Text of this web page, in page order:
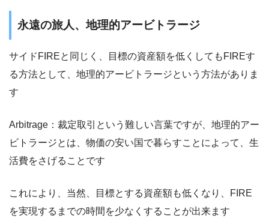
永遠の旅人、地理的アービトラージ
サイドFIREと同じく、目標の資産額を低くしてもFIREす
る方法として、地理的アービトラージという方法がありま
す
Arbitrage：裁定取引という難しい言葉ですが、地理的アー
ビトラージとは、物価の安い国で暮らすことによって、生
活費をさげることです
これにより、当然、目標とする資産額も低くなり、FIRE
を実現するまでの時間を少なくすることが出来ます